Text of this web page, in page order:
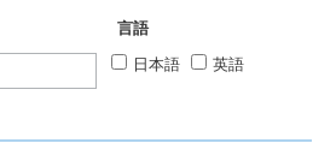
言語
日本語
英語